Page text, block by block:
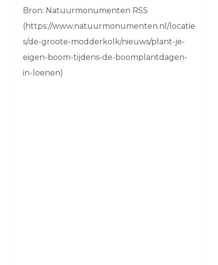
Bron: Natuurmonumenten RSS
(https://www.natuurmonumenten.nl/locatie
s/de-groote-modderkolk/nieuws/plant-je-
eigen-boom-tijdens-de-boomplantdagen-
in-loenen)